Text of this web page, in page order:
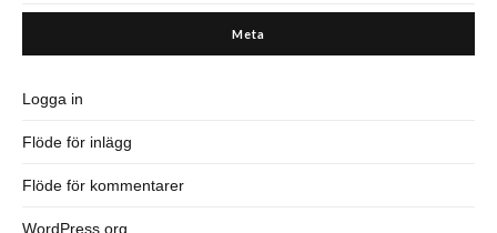
Meta
Logga in
Flöde för inlägg
Flöde för kommentarer
WordPress.org